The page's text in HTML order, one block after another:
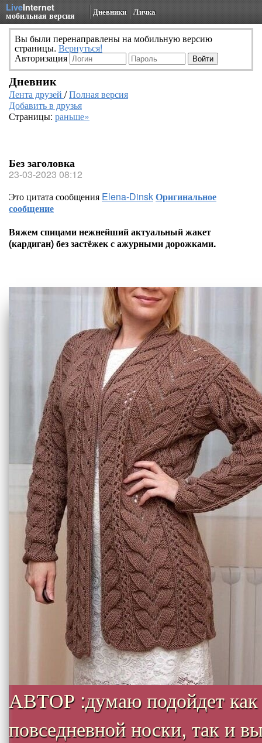
LiveInternet
мобильная версия Дневники Личка
Вы были перенаправлены на мобильную версию
страницы. Вернуться!
Авторизация
Дневник
Лента друзей /Полная версия
Добавить в друзья
Страницы: раньше»
Без заголовка
23-03-2023 08:12
Это цитата сообщения Elena-DinskОригинальное
сообщение
Вяжем спицами нежнейший актуальный жакет
(кардиган) без застёжек с ажурными дорожками.
АВТОР :думаю подойдет как
повседневной носки, так и